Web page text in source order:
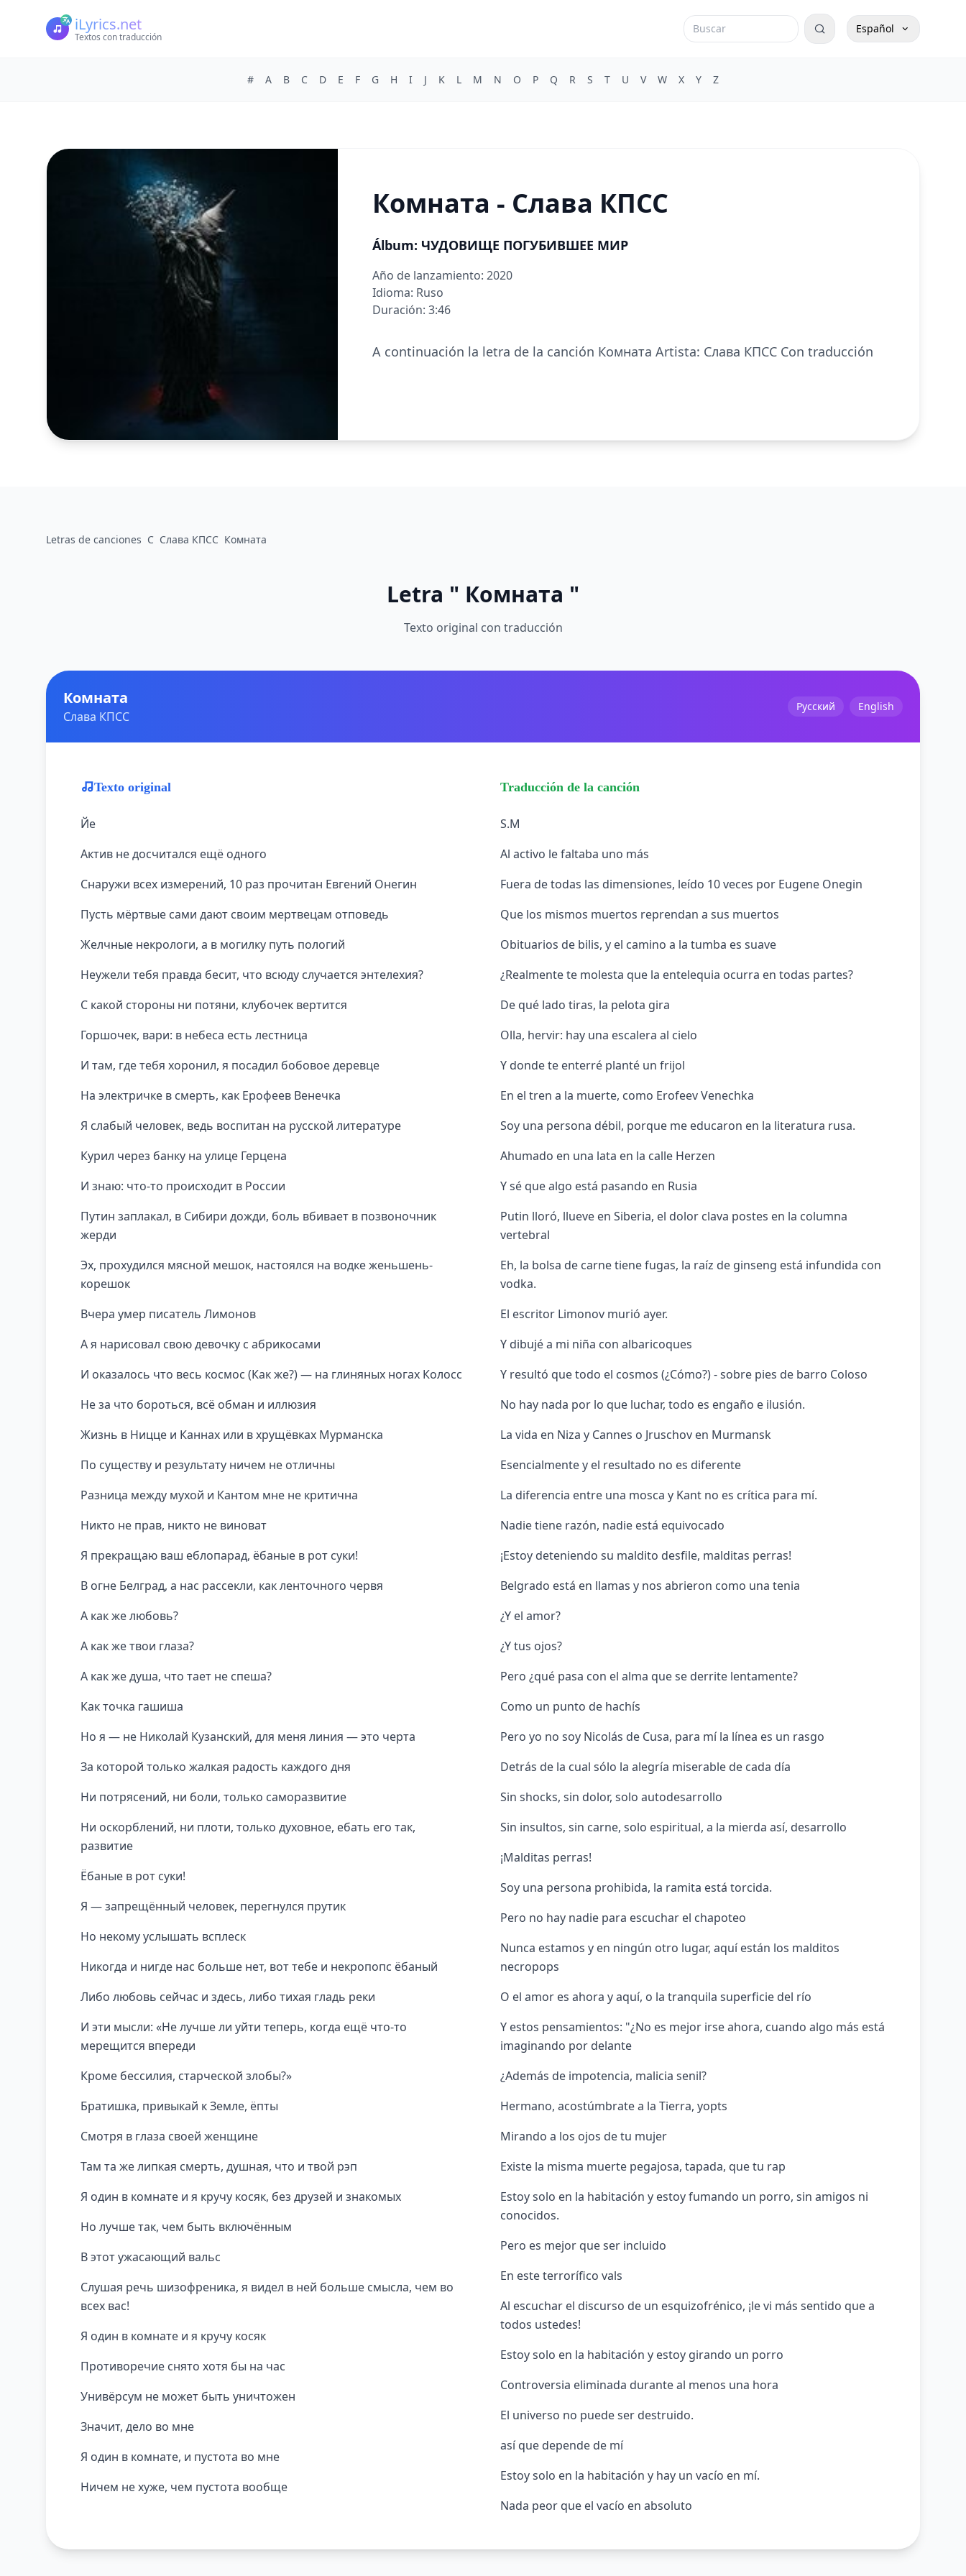
iLyrics.net
Textos con traducción
Español
# A B C D E F G H I J K L M N O P Q R S T U V W X Y Z
Комната - Слава КПСС
Álbum: ЧУДОВИЩЕ ПОГУБИВШЕЕ МИР
Año de lanzamiento: 2020
Idioma: Ruso
Duración: 3:46
A continuación la letra de la canción Комната Artista: Слава КПСС Con traducción
Letras de canciones С Слава КПСС Комната
Letra " Комната "
Texto original con traducción
Комната
Слава КПСС
Русский English
Texto original
Йе
Актив не досчитался ещё одного
Снаружи всех измерений, 10 раз прочитан Евгений Онегин
Пусть мёртвые сами дают своим мертвецам отповедь
Желчные некрологи, а в могилку путь пологий
Неужели тебя правда бесит, что всюду случается энтелехия?
С какой стороны ни потяни, клубочек вертится
Горшочек, вари: в небеса есть лестница
И там, где тебя хоронил, я посадил бобовое деревце
На электричке в смерть, как Ерофеев Венечка
Я слабый человек, ведь воспитан на русской литературе
Курил через банку на улице Герцена
И знаю: что-то происходит в России
Путин заплакал, в Сибири дожди, боль вбивает в позвоночник
жерди
Эх, прохудился мясной мешок, настоялся на водке женьшень-
корешок
Вчера умер писатель Лимонов
А я нарисовал свою девочку с абрикосами
И оказалось что весь космос (Как же?) — на глиняных ногах Колосс
Не за что бороться, всё обман и иллюзия
Жизнь в Ницце и Каннах или в хрущёвках Мурманска
По существу и результату ничем не отличны
Разница между мухой и Кантом мне не критична
Никто не прав, никто не виноват
Я прекращаю ваш еблопарад, ёбаные в рот суки!
В огне Белград, а нас рассекли, как ленточного червя
А как же любовь?
А как же твои глаза?
А как же душа, что тает не спеша?
Как точка гашиша
Но я — не Николай Кузанский, для меня линия — это черта
За которой только жалкая радость каждого дня
Ни потрясений, ни боли, только саморазвитие
Ни оскорблений, ни плоти, только духовное, ебать его так,
развитие
Ёбаные в рот суки!
Я — запрещённый человек, перегнулся прутик
Но некому услышать всплеск
Никогда и нигде нас больше нет, вот тебе и некропопс ёбаный
Либо любовь сейчас и здесь, либо тихая гладь реки
И эти мысли: «Не лучше ли уйти теперь, когда ещё что-то
мерещится впереди
Кроме бессилия, старческой злобы?»
Братишка, привыкай к Земле, ёпты
Смотря в глаза своей женщине
Там та же липкая смерть, душная, что и твой рэп
Я один в комнате и я кручу косяк, без друзей и знакомых
Но лучше так, чем быть включённым
В этот ужасающий вальс
Слушая речь шизофреника, я видел в ней больше смысла, чем во
всех вас!
Я один в комнате и я кручу косяк
Противоречие снято хотя бы на час
Унивёрсум не может быть уничтожен
Значит, дело во мне
Я один в комнате, и пустота во мне
Ничем не хуже, чем пустота вообще
Traducción de la canción
S.M
Al activo le faltaba uno más
Fuera de todas las dimensiones, leído 10 veces por Eugene Onegin
Que los mismos muertos reprendan a sus muertos
Obituarios de bilis, y el camino a la tumba es suave
¿Realmente te molesta que la entelequia ocurra en todas partes?
De qué lado tiras, la pelota gira
Olla, hervir: hay una escalera al cielo
Y donde te enterré planté un frijol
En el tren a la muerte, como Erofeev Venechka
Soy una persona débil, porque me educaron en la literatura rusa.
Ahumado en una lata en la calle Herzen
Y sé que algo está pasando en Rusia
Putin lloró, llueve en Siberia, el dolor clava postes en la columna
vertebral
Eh, la bolsa de carne tiene fugas, la raíz de ginseng está infundida con
vodka.
El escritor Limonov murió ayer.
Y dibujé a mi niña con albaricoques
Y resultó que todo el cosmos (¿Cómo?) - sobre pies de barro Coloso
No hay nada por lo que luchar, todo es engaño e ilusión.
La vida en Niza y Cannes o Jruschov en Murmansk
Esencialmente y el resultado no es diferente
La diferencia entre una mosca y Kant no es crítica para mí.
Nadie tiene razón, nadie está equivocado
¡Estoy deteniendo su maldito desfile, malditas perras!
Belgrado está en llamas y nos abrieron como una tenia
¿Y el amor?
¿Y tus ojos?
Pero ¿qué pasa con el alma que se derrite lentamente?
Como un punto de hachís
Pero yo no soy Nicolás de Cusa, para mí la línea es un rasgo
Detrás de la cual sólo la alegría miserable de cada día
Sin shocks, sin dolor, solo autodesarrollo
Sin insultos, sin carne, solo espiritual, a la mierda así, desarrollo
¡Malditas perras!
Soy una persona prohibida, la ramita está torcida.
Pero no hay nadie para escuchar el chapoteo
Nunca estamos y en ningún otro lugar, aquí están los malditos
necropops
O el amor es ahora y aquí, o la tranquila superficie del río
Y estos pensamientos: "¿No es mejor irse ahora, cuando algo más está
imaginando por delante
¿Además de impotencia, malicia senil?
Hermano, acostúmbrate a la Tierra, yopts
Mirando a los ojos de tu mujer
Existe la misma muerte pegajosa, tapada, que tu rap
Estoy solo en la habitación y estoy fumando un porro, sin amigos ni
conocidos.
Pero es mejor que ser incluido
En este terrorífico vals
Al escuchar el discurso de un esquizofrénico, ¡le vi más sentido que a
todos ustedes!
Estoy solo en la habitación y estoy girando un porro
Controversia eliminada durante al menos una hora
El universo no puede ser destruido.
así que depende de mí
Estoy solo en la habitación y hay un vacío en mí.
Nada peor que el vacío en absoluto